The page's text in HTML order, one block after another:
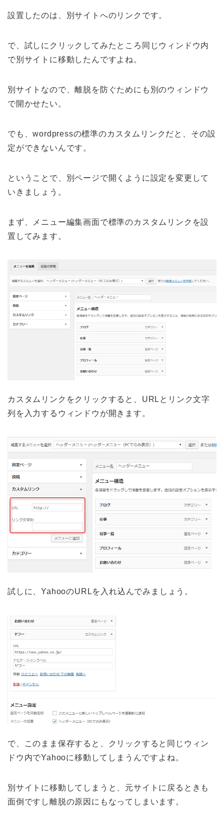
設置したのは、別サイトへのリンクです。
で、試しにクリックしてみたところ同じウィンドウ内
で別サイトに移動したんですよね。
別サイトなので、離脱を防ぐためにも別のウィンドウ
で開かせたい。
でも、wordpressの標準のカスタムリンクだと、その設
定ができないんです。
ということで、別ページで開くように設定を変更して
いきましょう。
まず、メニュー編集画面で標準のカスタムリンクを設
置してみます。
カスタムリンクをクリックすると、URLとリンク文字
列を入力するウィンドウが開きます。
試しに、YahooのURLを入れ込んでみましょう。
で、このまま保存すると、クリックすると同じウィン
ドウ内でYahooに移動してしまうんですよね。
別サイトに移動してしまうと、元サイトに戻るときも
面倒ですし離脱の原因にもなってしまいます。